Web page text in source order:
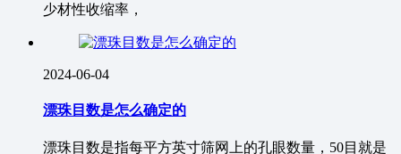
少材性收缩率，
2024-06-04
漂珠目数是怎么确定的
漂珠目数是指每平方英寸筛网上的孔眼数量，50目就是